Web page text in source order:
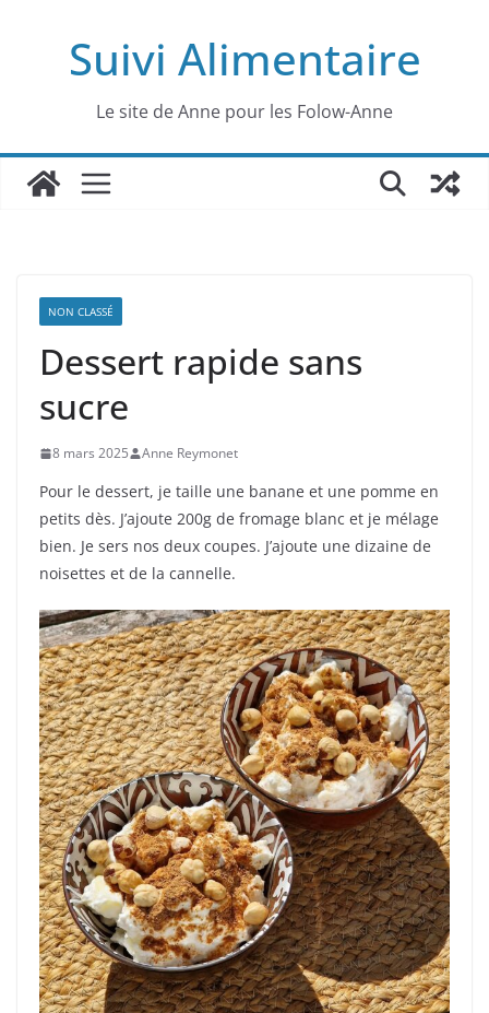
Suivi Alimentaire
Le site de Anne pour les Folow-Anne
NON CLASSÉ
Dessert rapide sans
sucre
8 mars 2025 Anne Reymonet
Pour le dessert, je taille une banane et une pomme en
petits dès. J’ajoute 200g de fromage blanc et je mélage
bien. Je sers nos deux coupes. J’ajoute une dizaine de
noisettes et de la cannelle.